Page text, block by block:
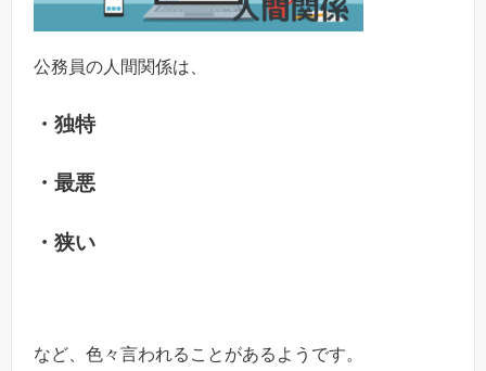
公務員の人間関係は、
・独特
・最悪
・狭い
など、色々言われることがあるようです。